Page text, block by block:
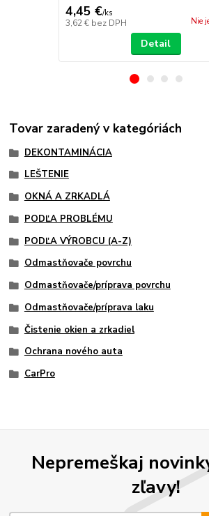
4,45 €/ks
3,62 € bez DPH Nie
Detail
Tovar zaradený v kategóriách
DEKONTAMINÁCIA
LEŠTENIE
OKNÁ A ZRKADLÁ
PODĽA PROBLÉMU
PODĽA VÝROBCU (A-Z)
Odmastňovače povrchu
Odmastňovače/príprava povrchu
Odmastňovače/príprava laku
Čistenie okien a zrkadiel
Ochrana nového auta
CarPro
Nepremeškaj
zľavy!